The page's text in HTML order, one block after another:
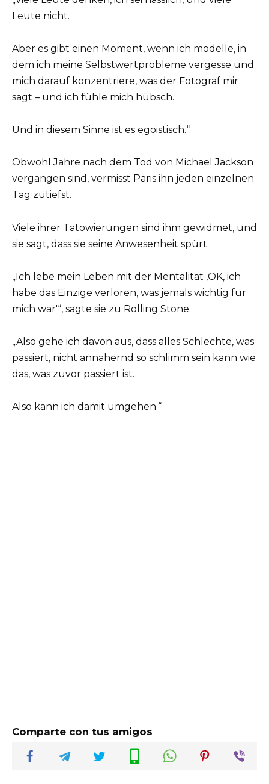
Leute nicht.
Aber es gibt einen Moment, wenn ich modelle, in
dem ich meine Selbstwertprobleme vergesse und
mich darauf konzentriere, was der Fotograf mir
sagt – und ich fühle mich hübsch.
Und in diesem Sinne ist es egoistisch.“
Obwohl Jahre nach dem Tod von Michael Jackson
vergangen sind, vermisst Paris ihn jeden einzelnen
Tag zutiefst.
Viele ihrer Tätowierungen sind ihm gewidmet, und
sie sagt, dass sie seine Anwesenheit spürt.
„Ich lebe mein Leben mit der Mentalität ‚OK, ich
habe das Einzige verloren, was jemals wichtig für
mich war'“, sagte sie zu Rolling Stone.
„Also gehe ich davon aus, dass alles Schlechte, was
passiert, nicht annähernd so schlimm sein kann wie
das, was zuvor passiert ist.
Also kann ich damit umgehen.“
Comparte con tus amigos